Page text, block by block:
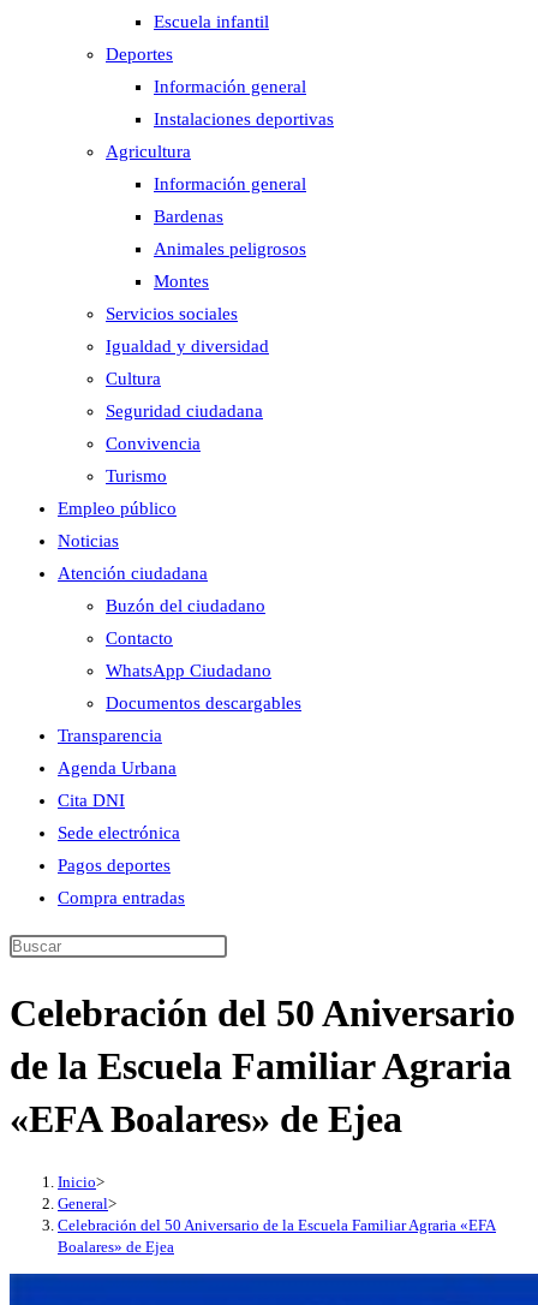
Escuela infantil
Deportes
Información general
Instalaciones deportivas
Agricultura
Información general
Bardenas
Animales peligrosos
Montes
Servicios sociales
Igualdad y diversidad
Cultura
Seguridad ciudadana
Convivencia
Turismo
Empleo público
Noticias
Atención ciudadana
Buzón del ciudadano
Contacto
WhatsApp Ciudadano
Documentos descargables
Transparencia
Agenda Urbana
Cita DNI
Sede electrónica
Pagos deportes
Compra entradas
Buscar
esta
Celebración del 50 Aniversario
de la Escuela Familiar Agraria
«EFA Boalares» de Ejea
Inicio>
General>
Celebración del 50 Aniversario de la Escuela Familiar Agraria «EFA
Boalares» de Ejea